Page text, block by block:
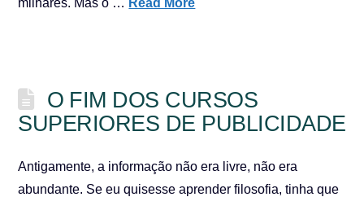
milhares. Mas o … Read More
O FIM DOS CURSOS
SUPERIORES DE PUBLICIDADE
Antigamente, a informação não era livre, não era
abundante. Se eu quisesse aprender filosofia, tinha que